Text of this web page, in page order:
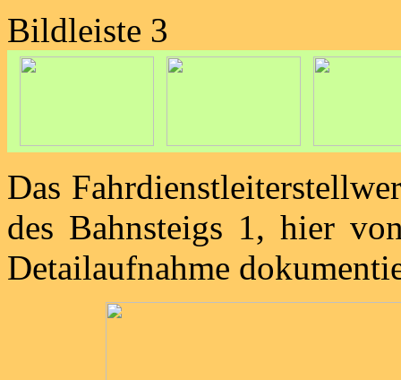
Bildleiste 3
Das
des Bahnsteigs 1, hier
Detailaufnahme